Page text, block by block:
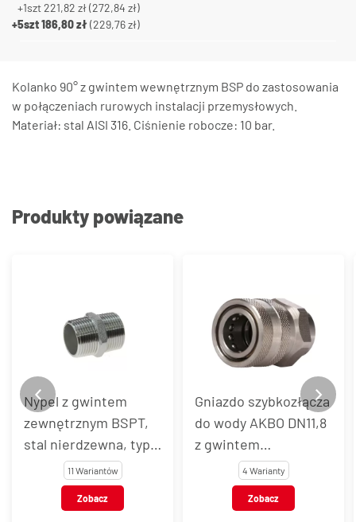
+1szt221,82 zł(272,84 zł)
+5szt186,80 zł(229,76 zł)
Kolanko 90° z gwintem wewnętrznym BSP do zastosowania
w połączeniach rurowych instalacji przemysłowych.
Materiał: stal AISI 316. Ciśnienie robocze: 10 bar.
Produkty powiązane
Nypel z gwintem
zewnętrznym BSPT,
stal nierdzewna, typ
11 Wariantów
Zobacz
Gniazdo szybkozłącza
do wody AKBO DN11,8
z gwintem
wewnętrznym, stal
nierdzewna AISI 303 /
4 Warianty
Zobacz